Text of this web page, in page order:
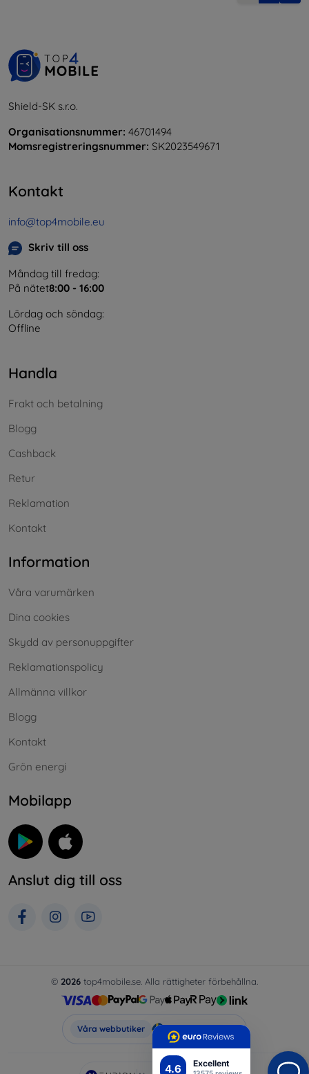
4.6 Excellent
Shield-SK s.r.o.
Organisationsnummer: 46701494
Momsregistreringsnummer: SK2023549671
Kontakt
info@top4mobile.eu
Skriv till oss
Måndag till fredag:
På nätet8:00 - 16:00
Lördag och söndag:
Offline
Handla
Frakt och betalning
Blogg
Cashback
Retur
Reklamation
Kontakt
Information
Våra varumärken
Dina cookies
Skydd av personuppgifter
Reklamationspolicy
Allmänna villkor
Blogg
Kontakt
Grön energi
Mobilapp
Anslut dig till oss
© 2026 top4mobile.se. Alla rättigheter förbehållna.
Våra webbutiker Top4Mobile.se